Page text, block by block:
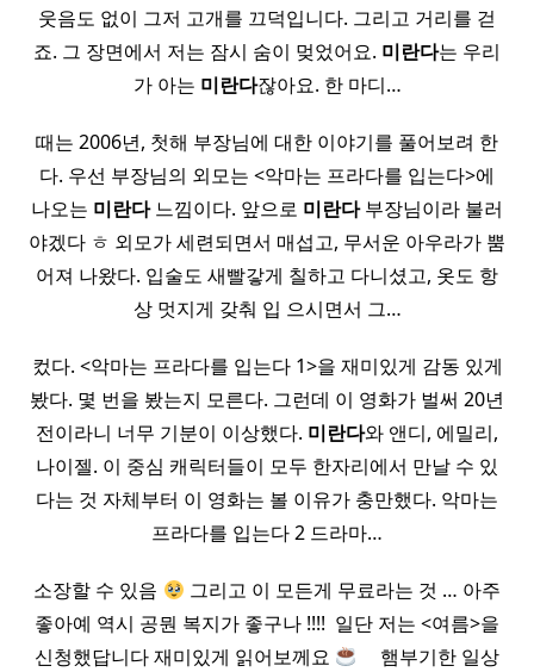
웃음도 없이 그저 고개를 끄덕입니다. 그리고 거리를 걷
죠. 그 장면에서 저는 잠시 숨이 멎었어요. 미란다는 우리
가 아는 미란다잖아요. 한 마디…
때는 2006년, 첫해 부장님에 대한 이야기를 풀어보려 한
다. 우선 부장님의 외모는 <악마는 프라다를 입는다>에
나오는 미란다느낌이다. 앞으로 미란다부장님이라 불러
야겠다 ㅎ 외모가 세련되면서 매섭고, 무서운 아우라가 뿜
어져 나왔다. 입술도 새빨갛게 칠하고 다니셨고, 옷도 항
상 멋지게 갖춰 입 으시면서 그…
컸다. <악마는 프라다를 입는다 1>을 재미있게 감동 있게
봤다. 몇 번을 봤는지 모른다. 그런데 이 영화가 벌써 20년
전이라니 너무 기분이 이상했다. 미란다와 앤디, 에밀리,
나이젤. 이 중심 캐릭터들이 모두 한자리에서 만날 수 있
다는 것 자체부터 이 영화는 볼 이유가 충만했다. 악마는
프라다를 입는다 2 드라마…
소장할 수 있음
그리고 이 모든게 무료라는 것 … 아주
좋아예 역시 공뭔 복지가 좋구나 !!!! ​ 일단 저는 <여름>을
신청했답니다 재미있게 읽어보께요
​ ​ ​ ​ 햄부기한 일상